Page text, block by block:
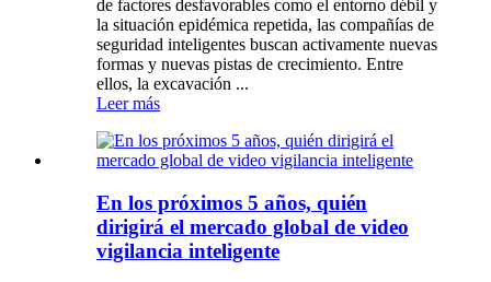
de factores desfavorables como el entorno débil y
la situación epidémica repetida, las compañías de
seguridad inteligentes buscan activamente nuevas
formas y nuevas pistas de crecimiento. Entre
ellos, la excavación ...
Leer más
En los próximos 5 años, quién
dirigirá el mercado global de video
vigilancia inteligente